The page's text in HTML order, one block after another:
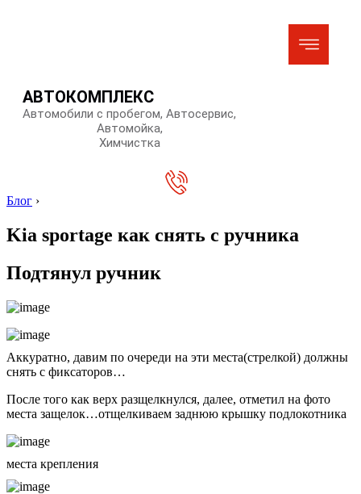
АВТОКОМПЛЕКС
Автомобили с пробегом, Автосервис,
Автомойка,
Химчистка
Блог ›
Kia sportage как снять с ручника
Подтянул ручник
Аккуратно, давим по очереди на эти места(стрелкой) должны
снять с фиксаторов…
После того как верх разщелкнулся, далее, отметил на фото
места защелок…отщелкиваем заднюю крышку подлокотника
места крепления